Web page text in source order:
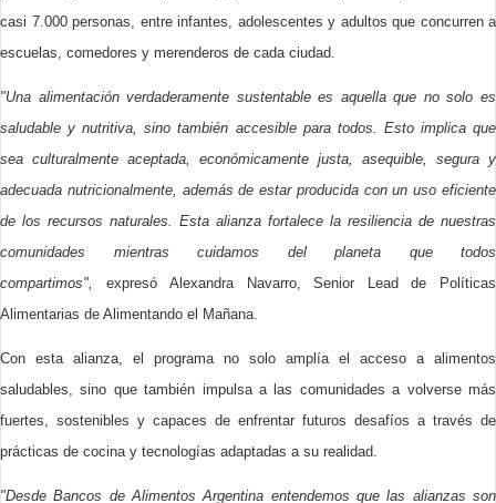
casi 7.000 personas, entre infantes, adolescentes y adultos que concurren a
escuelas, comedores y merenderos de cada ciudad.
"Una alimentación verdaderamente sustentable es aquella que no solo es
saludable y nutritiva, sino también accesible para todos. Esto implica que
sea culturalmente aceptada, económicamente justa, asequible, segura y
adecuada nutricionalmente, además de estar producida con un uso eficiente
de los recursos naturales. Esta alianza fortalece la resiliencia de nuestras
comunidades mientras cuidamos del planeta que todos
compartimos",
expresó Alexandra Navarro, Senior Lead de Políticas
Alimentarias de Alimentando el Mañana.
Con esta alianza, el programa no solo amplía el acceso a alimentos
saludables, sino que también impulsa a las comunidades a volverse más
fuertes, sostenibles y capaces de enfrentar futuros desafíos a través de
prácticas de cocina y tecnologías adaptadas a su realidad.
"Desde Bancos de Alimentos Argentina entendemos que las alianzas son